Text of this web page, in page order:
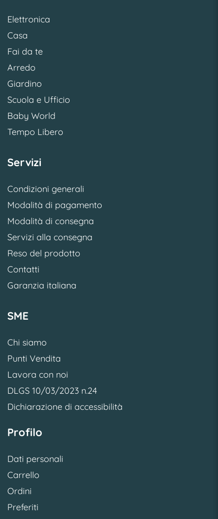
Elettronica
Casa
Fai da te
Arredo
Giardino
Scuola e Ufficio
Baby World
Tempo Libero
Servizi
Condizioni generali
Modalità di pagamento
Modalità di consegna
Servizi alla consegna
Reso del prodotto
Contatti
Garanzia italiana
SME
Chi siamo
Punti Vendita
Lavora con noi
DLGS 10/03/2023 n.24
Dichiarazione di accessibilità
Profilo
Dati personali
Carrello
Ordini
Preferiti